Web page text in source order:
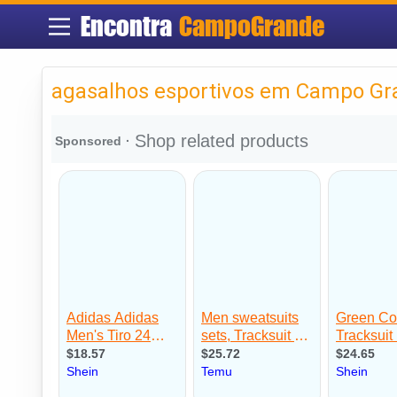
Encontra CampoGrande
agasalhos esportivos em Campo